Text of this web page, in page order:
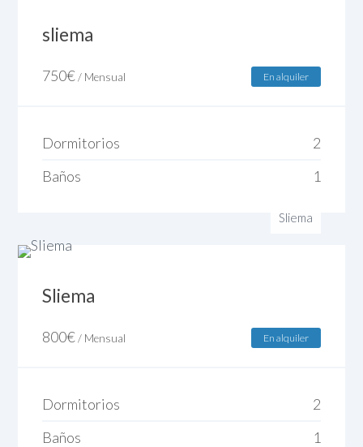
sliema
750€ / Mensual En alquiler
Dormitorios
2
Baños
1
Sliema
Sliema
800€ / Mensual En alquiler
Dormitorios
2
Baños
1